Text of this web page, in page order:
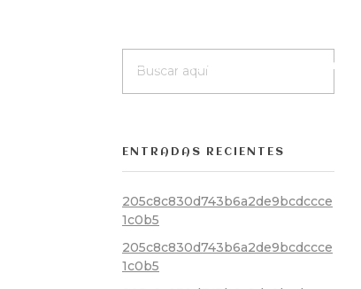
Menú Degustación Reservas
ENTRADAS RECIENTES
205c8c830d743b6a2de9bcdccce
1c0b5
205c8c830d743b6a2de9bcdccce
1c0b5